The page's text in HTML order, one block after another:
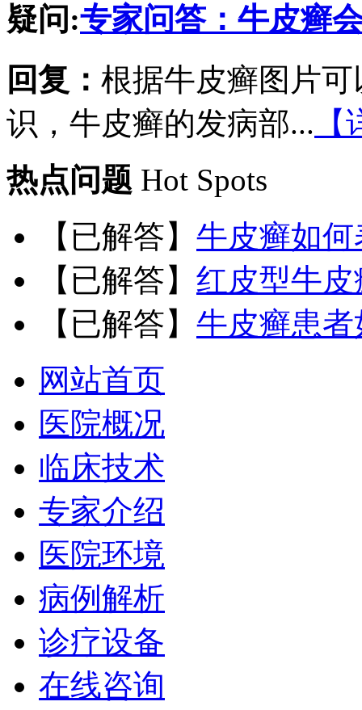
疑问:专家问答：牛皮癣
回复： 根据牛皮癣图片
识，牛皮癣的发病部...
热点问题 Hot Spots
【已解答】 牛皮癣如
【已解答】 红皮型牛
【已解答】 牛皮癣患
网站首页
医院概况
临床技术
专家介绍
医院环境
病例解析
诊疗设备
在线咨询